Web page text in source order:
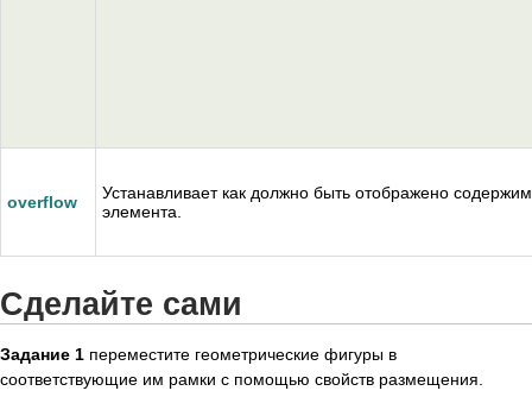
overflow
Устанавливает как должно быть отображено
элемента.
Сделайте сами
Задание 1 переместите геометрические фигуры в
соответствующие им рамки с помощью свойств размещения.